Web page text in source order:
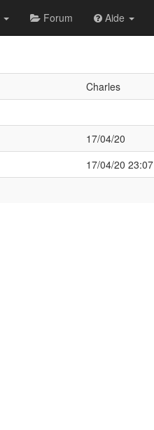
Forum Aide
Charles
17/04/20
17/04/20 23:07